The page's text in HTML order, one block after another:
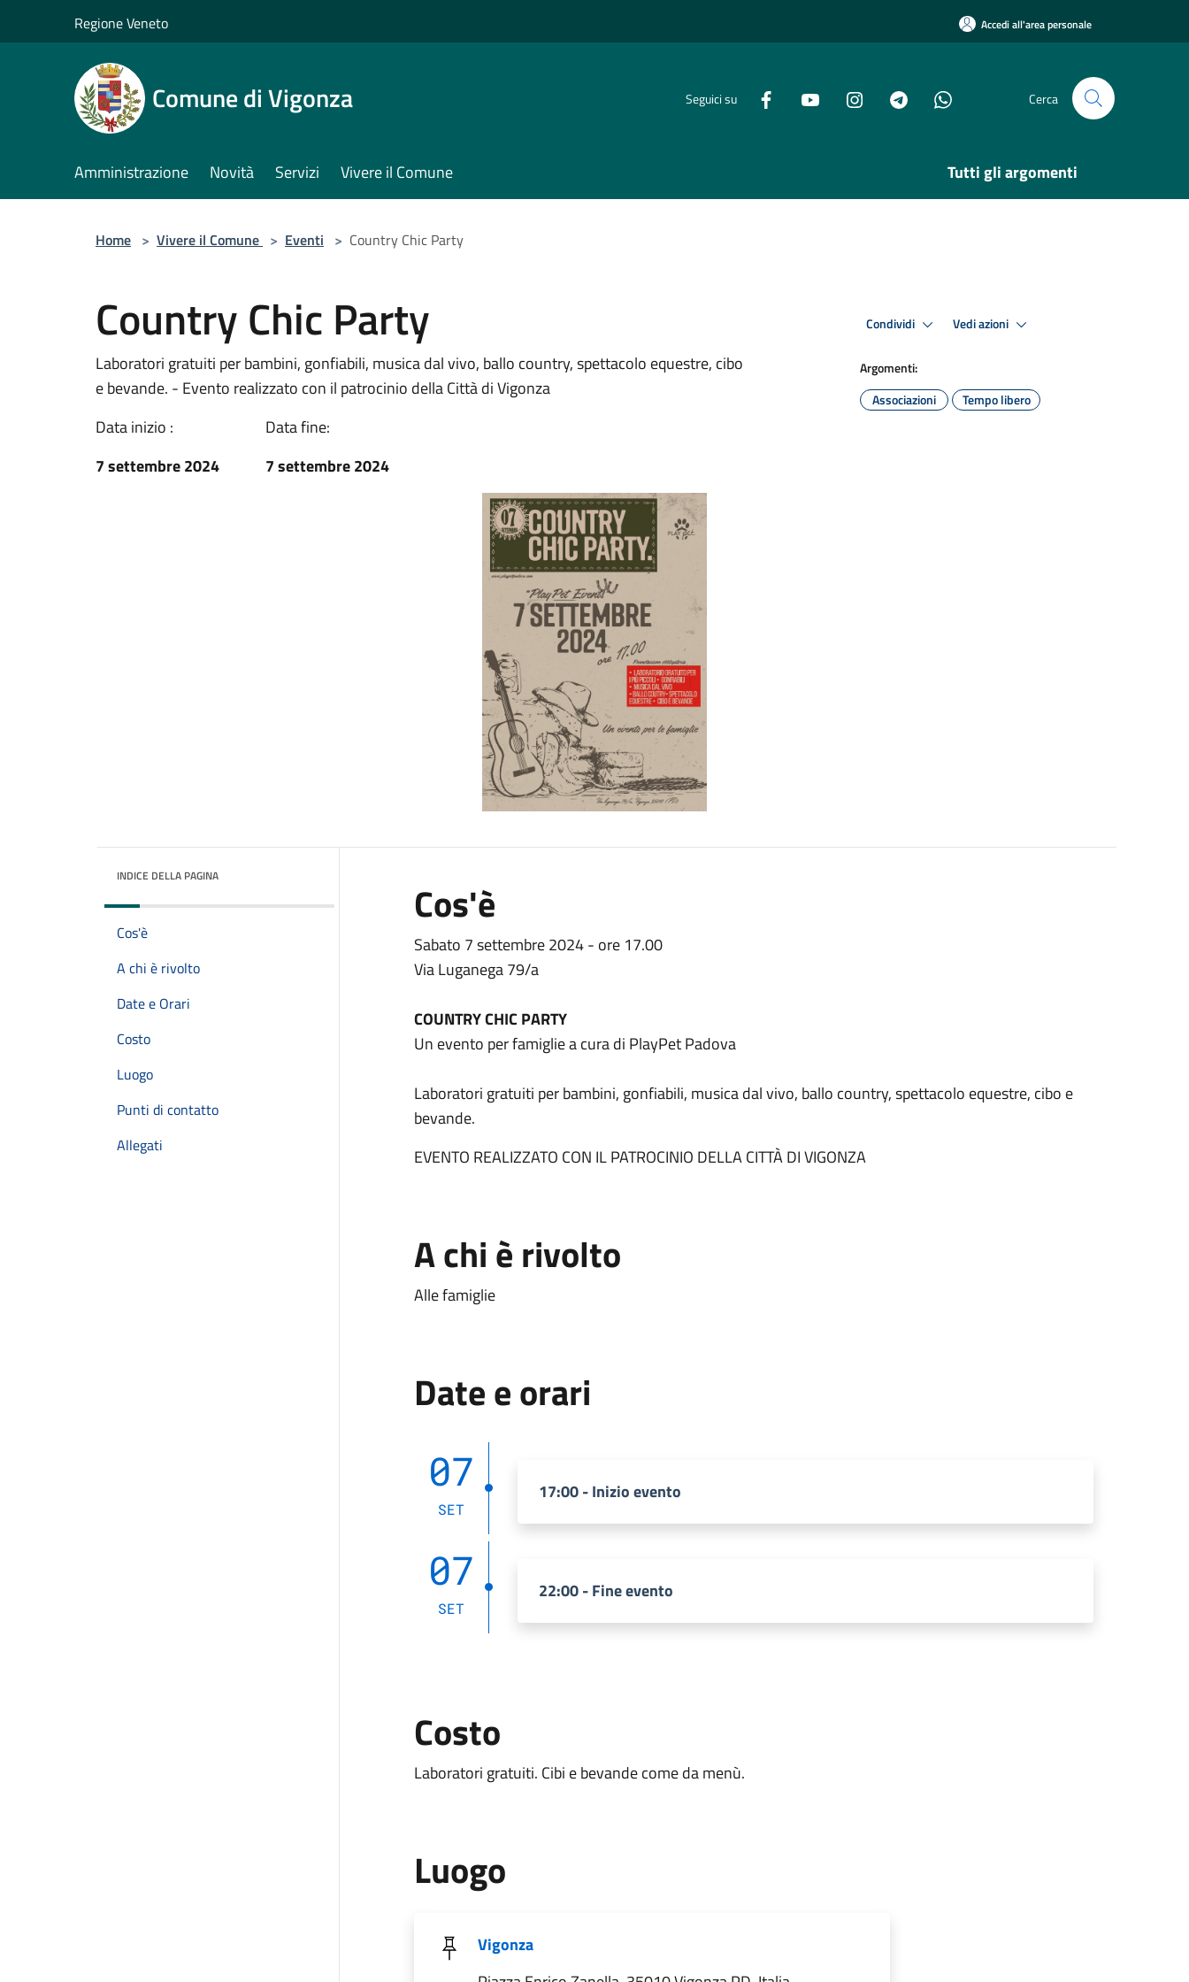
Regione Veneto Accedi all'area personale
Comune di Vigonza Seguici su Cerca
Amministrazione Novità Servizi Vivere il Comune Tutti gli argomenti
Home > Vivere il Comune > Eventi > Country Chic Party
Country Chic Party
Laboratori gratuiti per bambini, gonfiabili, musica dal vivo, ballo country, spettacolo equestre, cibo
e bevande. - Evento realizzato con il patrocinio della Città di Vigonza
Data inizio :
7 settembre 2024
Data fine:
7 settembre 2024
Condividi Vedi azioni
Argomenti:
Associazioni
Tempo libero
INDICE DELLA PAGINA
Cos'è
A chi è rivolto
Date e Orari
Costo
Luogo
Punti di contatto
Allegati
Cos'è
Sabato 7 settembre 2024 - ore 17.00
Via Luganega 79/a
COUNTRY CHIC PARTY
Un evento per famiglie a cura di PlayPet Padova
Laboratori gratuiti per bambini, gonfiabili, musica dal vivo, ballo country, spettacolo equestre, cibo e
bevande.
EVENTO REALIZZATO CON IL PATROCINIO DELLA CITTÀ DI VIGONZA
A chi è rivolto
Alle famiglie
Date e orari
07
SET
17:00 - Inizio evento
07
SET
22:00 - Fine evento
Costo
Laboratori gratuiti. Cibi e bevande come da menù.
Luogo
Vigonza